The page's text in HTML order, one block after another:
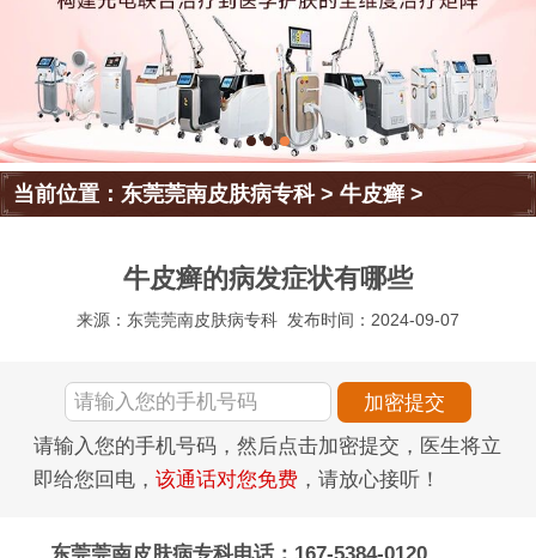
当前位置：东莞莞南皮肤病专科>牛皮癣 >
牛皮癣的病发症状有哪些
来源：东莞莞南皮肤病专科 发布时间：2024-09-07
请输入您的手机号码，然后点击加密提交，医生将立
即给您回电， 该通话对您免费 ，请放心接听！
东莞莞南皮肤病专科电话：167-5384-0120